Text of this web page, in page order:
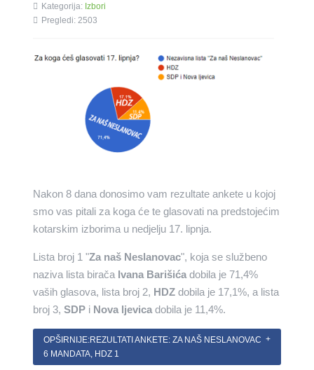
Kategorija: Izbori
Pregledi: 2503
Nakon 8 dana donosimo vam rezultate ankete u kojoj
smo vas pitali za koga će te glasovati na predstojećim
kotarskim izborima u nedjelju 17. lipnja.
Lista broj 1 "Za naš Neslanovac", koja se službeno
naziva lista birača Ivana Barišićadobila je 71,4%
vaših glasova, lista broj 2, HDZdobila je 17,1%, a lista
broj 3, SDPi Nova ljevicadobila je 11,4%.
OPŠIRNIJE:REZULTATI ANKETE: ZA NAŠ NESLANOVAC
6 MANDATA, HDZ 1